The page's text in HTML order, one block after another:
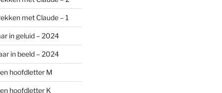
met Claude – 1
in geluid – 2024
in beeld – 2024
hoofdletter M
hoofdletter K